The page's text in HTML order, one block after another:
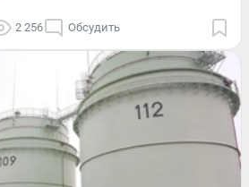
2 256 Обсудить